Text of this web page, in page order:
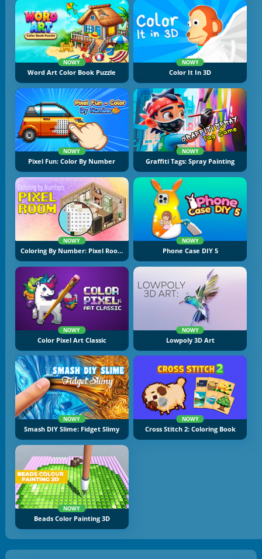
NOWY
Word Art Color Book Puzzle
NOWY
Color It In 3D
NOWY
Pixel Fun: Color By Number
NOWY
Graffiti Tags: Spray Painting
NOWY
Coloring By Number: Pixel Rooms
NOWY
Phone Case DIY 5
NOWY
Color Pixel Art Classic
NOWY
Lowpoly 3D Art
NOWY
Smash DIY Slime: Fidget Slimy
NOWY
Cross Stitch 2: Coloring Book
NOWY
Beads Color Painting 3D